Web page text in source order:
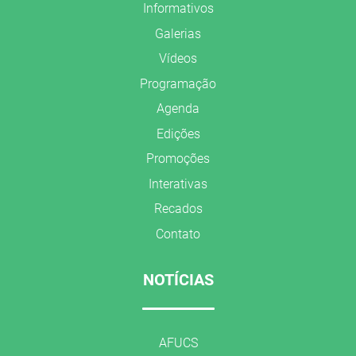
Informativos
Galerias
Vídeos
Programação
Agenda
Edições
Promoções
Interativas
Recados
Contato
NOTÍCIAS
AFUCS